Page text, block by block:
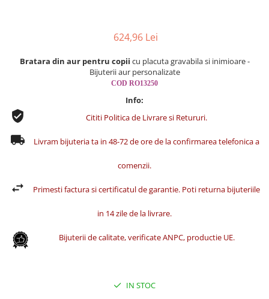
624,96 Lei
Bratara din aur pentru copii cu placuta gravabila si inimioare -
Bijuterii aur personalizate
COD RO13250
Info:
Cititi Politica de Livrare si Retururi.
Livram bijuteria ta in 48-72 de ore de la confirmarea telefonica a
comenzii.
Primesti factura si certificatul de garantie. Poti returna bijuteriile
in 14 zile de la livrare.
Bijuterii de calitate, verificate ANPC, productie UE.
IN STOC